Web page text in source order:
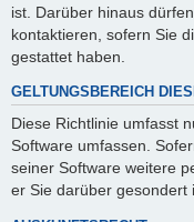
ist. Darüber hinaus
kontaktieren, sofern Sie
gestattet haben.
GELTUNGSBEREICH
Diese Richtlinie umfasst
Software umfassen.
seiner Software weitere
er Sie darüber gesondert